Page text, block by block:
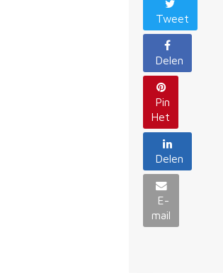
Tweet
Delen
Pin
Het
Delen
E-
mail